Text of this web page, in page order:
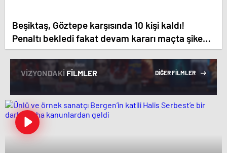
Beşiktaş, Göztepe karşısında 10 kişi kaldı!
Penaltı bekledi fakat devam kararı maçta şike
olabilir mi ?
VİZYONDAKİ FİLMLER DİĞER FİLMLER